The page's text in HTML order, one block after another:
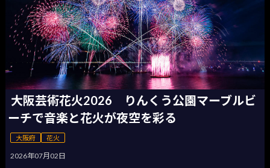
大阪芸術花火2026 りんくう公園マーブルビ
ーチで音楽と花火が夜空を彩る
大阪府 花火
2026年07月02日